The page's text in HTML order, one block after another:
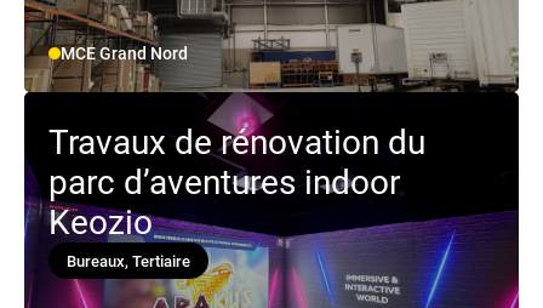
MCE Grand Nord
Travaux de rénovation du
parc d’aventures indoor
Keozio
Bureaux, Tertiaire